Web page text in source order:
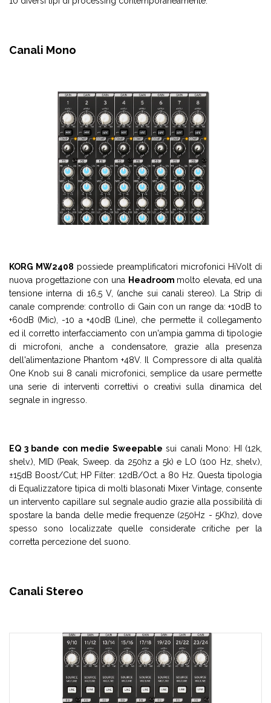
Canali Mono
KORG MW2408 possiede preamplificatori microfonici HiVolt di
nuova progettazione con una Headroom molto elevata, ed una
tensione interna di 16,5 V, (anche sui canali stereo). La Strip di
canale comprende: controllo di Gain con un range da: +10dB to
+60dB (Mic), -10 a +40dB (Line), che permette il collegamento
ed il corretto interfacciamento con un'ampia gamma di tipologie
di microfoni, anche a condensatore, grazie alla presenza
dell'alimentazione Phantom +48V. Il Compressore di alta qualità
One Knob sui 8 canali microfonici, semplice da usare permette
una serie di interventi correttivi o creativi sulla dinamica del
segnale in ingresso.
EQ 3 bande con medie Sweepable sui canali Mono: HI (12k,
shelv.), MID (Peak, Sweep. da 250hz a 5k) e LO (100 Hz, shelv.),
±15dB Boost/Cut; HP Filter: 12dB/Oct. a 80 Hz. Questa tipologia
di Equalizzatore tipica di molti blasonati Mixer Vintage, consente
un intervento capillare sul segnale audio grazie alla possibilità di
spostare la banda delle medie frequenze (250Hz - 5Khz), dove
spesso sono localizzate quelle considerate critiche per la
corretta percezione del suono.
Canali Stereo